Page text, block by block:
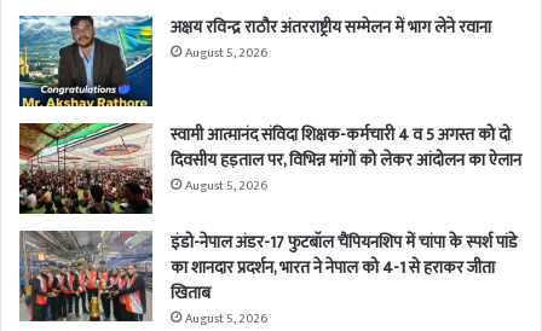
अक्षय रविन्द्र राठौर अंतरराष्ट्रीय सम्मेलन में भाग लेने रवाना
August 5, 2026
स्वामी आत्मानंद संविदा शिक्षक-कर्मचारी 4 व 5 अगस्त को दो
दिवसीय हड़ताल पर, विभिन्न मांगों को लेकर आंदोलन का ऐलान
August 5, 2026
इंडो-नेपाल अंडर-17 फुटबॉल चैंपियनशिप में चांपा के स्पर्श पांडे
का शानदार प्रदर्शन, भारत ने नेपाल को 4-1 से हराकर जीता
खिताब
August 5, 2026